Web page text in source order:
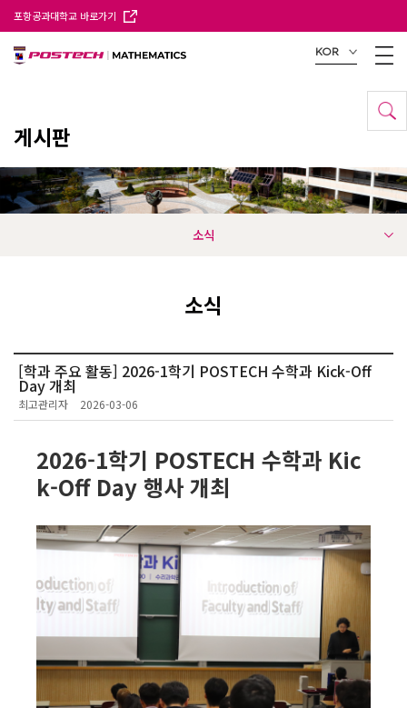
포항공과대학교 바로가기
KOR
게시판
소식
소식
[학과 주요 활동] 2026-1학기 POSTECH 수학과 Kick-Off
Day 개최
최고관리자 2026-03-06
2026-1학기 POSTECH 수학과 Kic
k-Off Day 행사 개최